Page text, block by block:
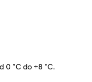
°C do +8 °C.